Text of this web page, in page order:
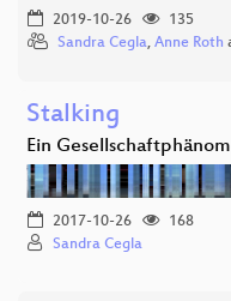
2019-10-26
135
Sandra Cegla, Anne Roth
Stalking
Ein
2017-10-26
168
Sandra Cegla